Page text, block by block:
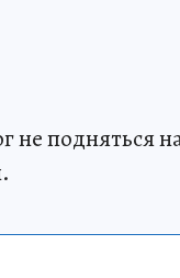
не подняться